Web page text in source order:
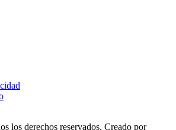
los derechos reservados. Creado por